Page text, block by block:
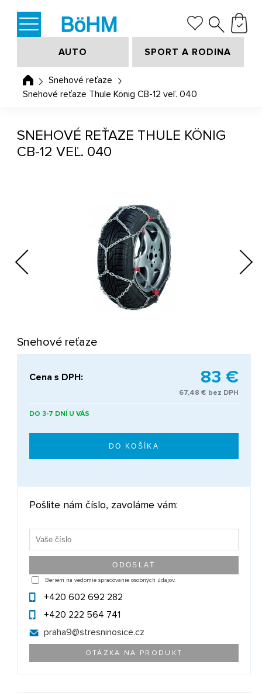
AUTO SPORT A RODINA
Snehové reťaze
Snehové reťaze Thule König CB-12 veľ. 040
Previous Next
SNEHOVÉ REŤAZE THULE KÖNIG
CB-12 VEĽ. 040
Snehové reťaze
Cena s DPH: 83 €
67,48 € bez DPH
DO 3-7 DNÍ U VÁS
Pošlite nám číslo, zavoláme vám:
Beriem na vedomie spracovanie osobných údajov.
+420 602 692 282
+420 222 564 741
praha9@stresninosice.cz
OTÁZKA NA PRODUKT